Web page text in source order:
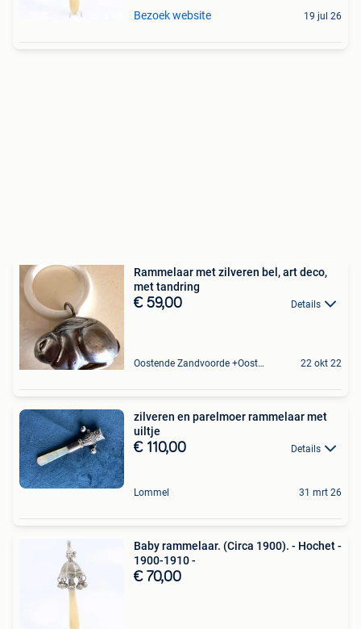
Bezoek website 19 jul 26
Rammelaar met zilveren bel, art deco,
met tandring
€ 59,00 Details
Oostende Zandvoorde +Oostende 22 okt 22
zilveren en parelmoer rammelaar met
uiltje
€ 110,00 Details
Lommel 31 mrt 26
Baby rammelaar. (Circa 1900). - Hochet -
1900-1910 -
€ 70,00